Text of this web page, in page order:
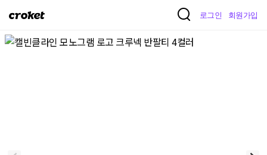
크
켓
로그인 회원가입